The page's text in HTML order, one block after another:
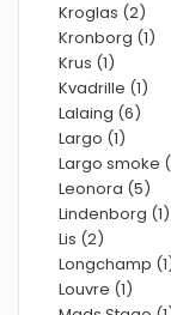
Kroglas (2)
Kronborg (1)
Krus (1)
Kvadrille (1)
Lalaing (6)
Largo (1)
Largo smoke
Leonora (5)
Lindenborg (1)
Lis (2)
Longchamp
Louvre (1)